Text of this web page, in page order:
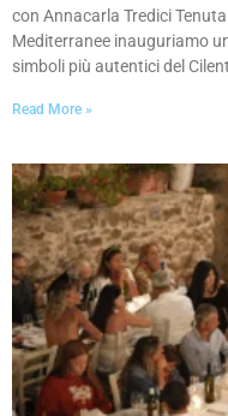
con Annacarla Tredici
Mediterranee inauguriamo
simboli più autentici del
Read More »